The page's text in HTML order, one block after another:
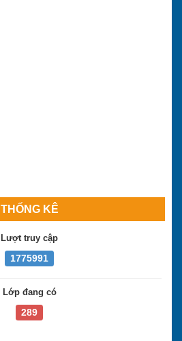
THỐNG KÊ
Lượt truy cập
1775991
Lớp đang có
289